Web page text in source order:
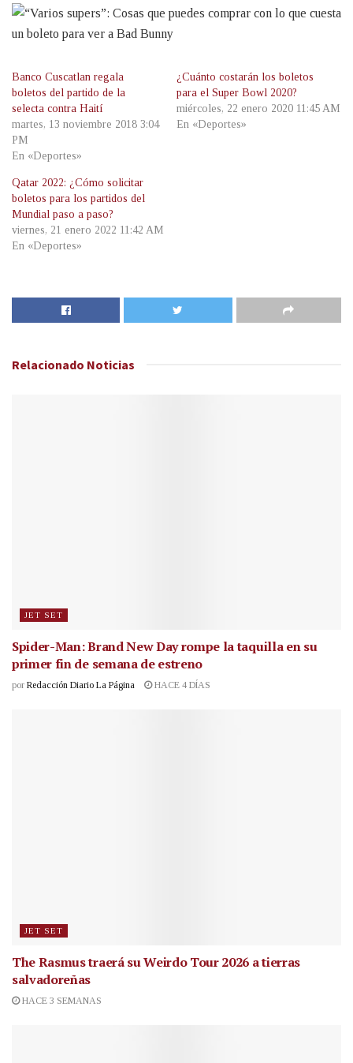
Banco Cuscatlan regala
boletos del partido de la
selecta contra Haití
martes, 13 noviembre 2018 3:04
PM
En «Deportes»
¿Cuánto costarán los boletos
para el Super Bowl 2020?
miércoles, 22 enero 2020 11:45 AM
En «Deportes»
Qatar 2022: ¿Cómo solicitar
boletos para los partidos del
Mundial paso a paso?
viernes, 21 enero 2022 11:42 AM
En «Deportes»
Relacionado Noticias
JET SET
Spider-Man: Brand New Day rompe la taquilla en su
primer fin de semana de estreno
por Redacción Diario La Página HACE 4 DÍAS
JET SET
The Rasmus traerá su Weirdo Tour 2026 a tierras
salvadoreñas
HACE 3 SEMANAS